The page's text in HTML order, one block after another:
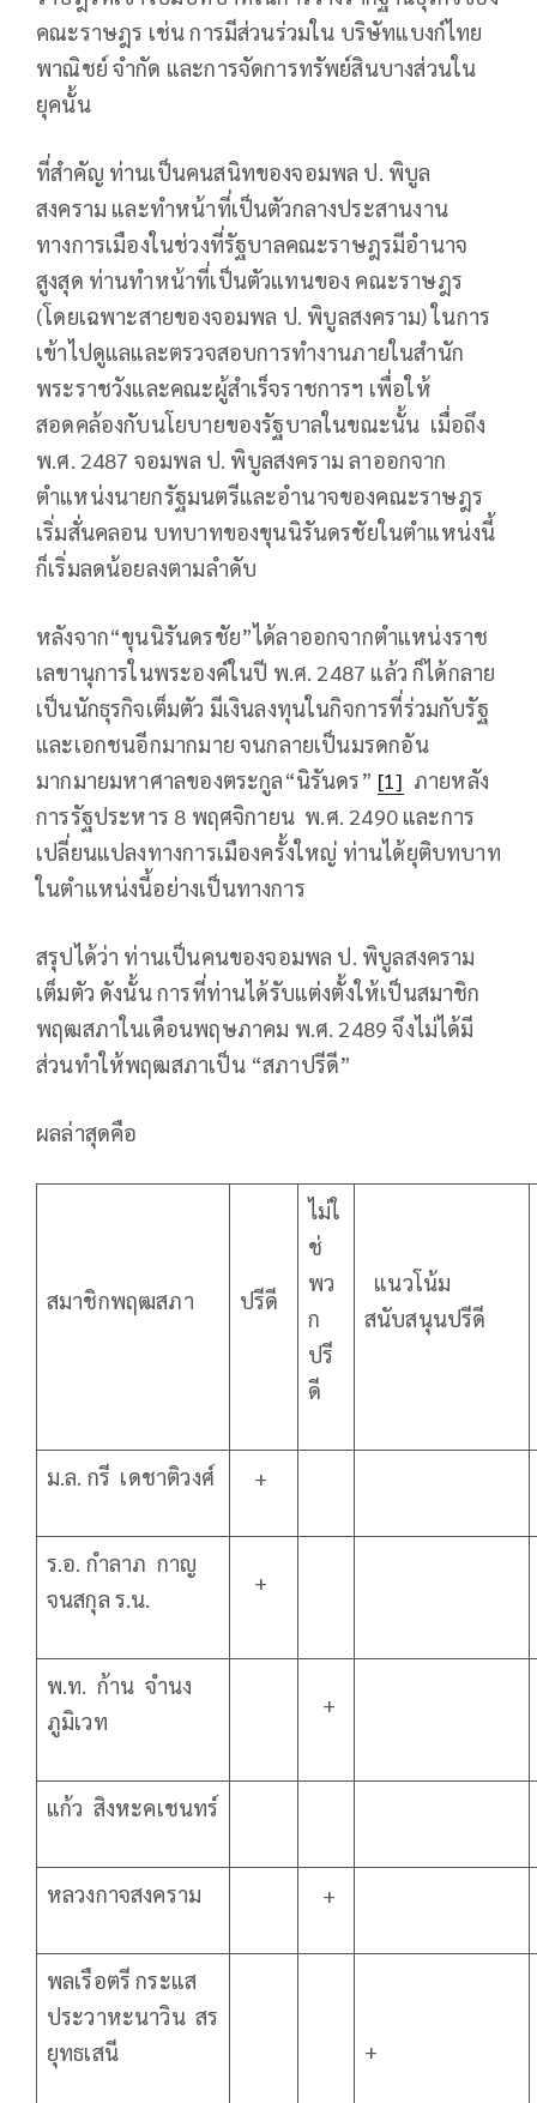
คณะราษฎร เช่น การมีส่วนร่วมใน บริษัทแบงก์ไทย
พาณิชย์ จำกัด และการจัดการทรัพย์สินบางส่วนใน
ยุคนั้น
ที่สำคัญ ท่านเป็นคนสนิทของจอมพล ป. พิบูล
สงคราม และทำหน้าที่เป็นตัวกลางประสานงาน
ทางการเมืองในช่วงที่รัฐบาลคณะราษฎรมีอำนาจ
สูงสุด ท่านทำหน้าที่เป็นตัวแทนของ คณะราษฎร
(โดยเฉพาะสายของจอมพล ป. พิบูลสงคราม) ในการ
เข้าไปดูแลและตรวจสอบการทำงานภายในสำนัก
พระราชวังและคณะผู้สำเร็จราชการฯ เพื่อให้
สอดคล้องกับนโยบายของรัฐบาลในขณะนั้น เมื่อถึง
พ.ศ. 2487 จอมพล ป. พิบูลสงคราม ลาออกจาก
ตำแหน่งนายกรัฐมนตรีและอำนาจของคณะราษฎร
เริ่มสั่นคลอน บทบาทของขุนนิรันดรชัยในตำแหน่งนี้
ก็เริ่มลดน้อยลงตามลำดับ
หลังจาก“ขุนนิรันดรชัย”ได้ลาออกจากตำแหน่งราช
เลขานุการในพระองค์ในปี พ.ศ. 2487 แล้ว ก็ได้กลาย
เป็นนักธุรกิจเต็มตัว มีเงินลงทุนในกิจการที่ร่วมกับรัฐ
และเอกชนอีกมากมาย จนกลายเป็นมรดกอัน
มากมายมหาศาลของตระกูล“นิรันดร” [1] ภายหลัง
การรัฐประหาร 8 พฤศจิกายน พ.ศ. 2490 และการ
เปลี่ยนแปลงทางการเมืองครั้งใหญ่ ท่านได้ยุติบทบาท
ในตำแหน่งนี้อย่างเป็นทางการ
สรุปได้ว่า ท่านเป็นคนของจอมพล ป. พิบูลสงคราม
เต็มตัว ดังนั้น การที่ท่านได้รับแต่งตั้งให้เป็นสมาชิก
พฤฒสภาในเดือนพฤษภาคม พ.ศ. 2489 จึงไม่ได้มี
ส่วนทำให้พฤฒสภาเป็น “สภาปรีดี”
ผลล่าสุดคือ
สมาชิกพฤฒสภา ปรีดี
ไม่ใ
ช่
พว
ก
ปรี
ดี
แนวโน้ม
สนับสนุนปรีดี
ม.ล. กรี เดชาติวงศ์ +
ร.อ. กำลาภ กาญ
จนสกุล ร.น.
+
พ.ท. ก้าน จำนง
ภูมิเวท
+
แก้ว สิงหะคเชนทร์
หลวงกาจสงคราม +
พลเรือตรี กระแส
ประวาหะนาวิน สร
ยุทธเสนี
+